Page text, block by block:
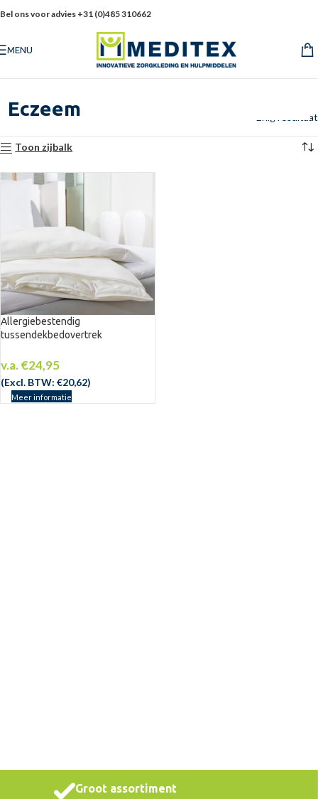
Bel ons voor advies +31 (0)485 310662
MENU
Eczeem Enig resultaat
Toon zijbalk
Allergiebestendig
tussendekbedovertrek
v.a.€24,95
(Excl. BTW: €20,62)
Meer informatie
Groot assortiment